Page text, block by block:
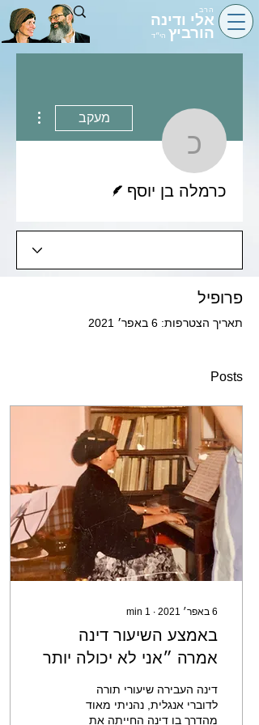
הרב
אלי ודינה
הורביץ הי״ד
כרמלה בן יוסף
מעקב
כרמלה בן יוסף
פרופיל
תאריך הצטרפות: 6 באפר׳ 2021
Posts
6 באפר׳ 2021 ∙
1
min
באמצע השיעור דינה
אמרה ״אני לא יכולה יותר
מנגנת את בטהובן והיא
דינה העבירה שיעורי תורה
לדוברי אנגלית, נהניתי מאוד
מהדרך בו דינה החייתה את